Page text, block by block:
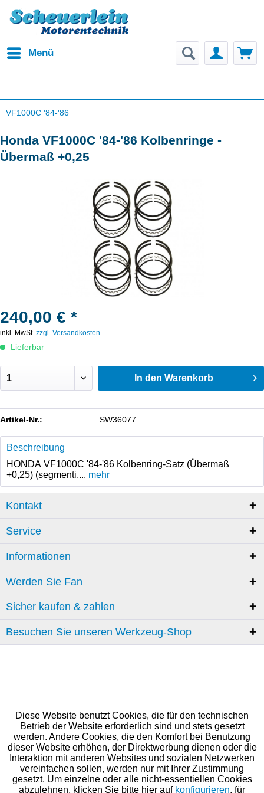
Menü
VF1000C '84-'86
Honda VF1000C '84-'86 Kolbenringe -
Übermaß +0,25
240,00 € *
inkl. MwSt. zzgl. Versandkosten
Lieferbar
In den Warenkorb
Artikel-Nr.: SW36077
Beschreibung
HONDA VF1000C '84-'86 Kolbenring-Satz (Übermaß
+0,25) (segmenti,... mehr
Kontakt
Service
Informationen
Werden Sie Fan
Sicher kaufen & zahlen
Besuchen Sie unseren Werkzeug-Shop
Diese Website benutzt Cookies, die für den technischen
Betrieb der Website erforderlich sind und stets gesetzt
werden. Andere Cookies, die den Komfort bei Benutzung
dieser Website erhöhen, der Direktwerbung dienen oder die
Interaktion mit anderen Websites und sozialen Netzwerken
vereinfachen sollen, werden nur mit Ihrer Zustimmung
gesetzt. Um einzelne oder alle nicht-essentiellen Cookies
abzulehnen, klicken Sie bitte hier auf konfigurieren, für